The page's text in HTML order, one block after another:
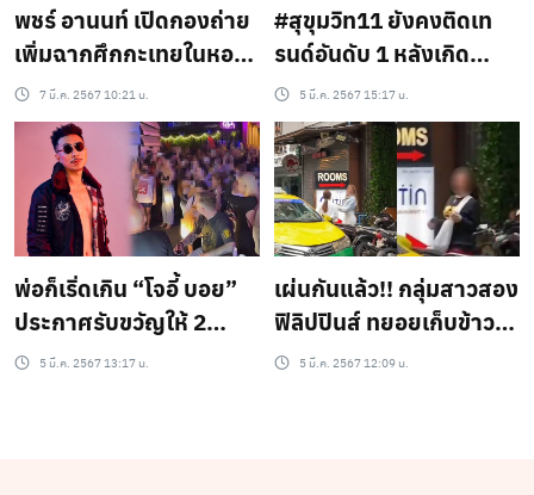
พชร์ อานนท์ เปิดกองถ่าย
เพิ่มฉากศึกกะเทยในหอ
แต๋วแตกแหกสัปปะหยด
7 มี.ค. 2567 10:21 น.
#สุขุมวิท11 ยังคงติดเท
รนด์อันดับ 1 หลังเกิด
เหตุการณ์ วันกะเทยผ่าน
ศึก
5 มี.ค. 2567 15:17 น.
พ่อก็เริ่ดเกิน “โจอี้ บอย”
ประกาศรับขวัญให้ 2
กะเทยไทยผ่านศึก
5 มี.ค. 2567 13:17 น.
เผ่นกันแล้ว!! กลุ่มสาวสอง
ฟิลิปปินส์ ทยอยเก็บข้าว
ของย้ายออก มุ่งหน้ากลับ
5 มี.ค. 2567 12:09 น.